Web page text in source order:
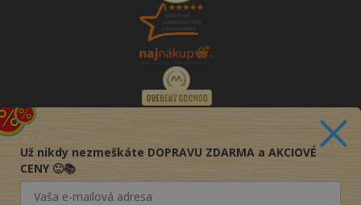
Už nikdy nezmeškáte DOPRAVU ZDARMA a AKCIOVÉ
CENY 🙂📚